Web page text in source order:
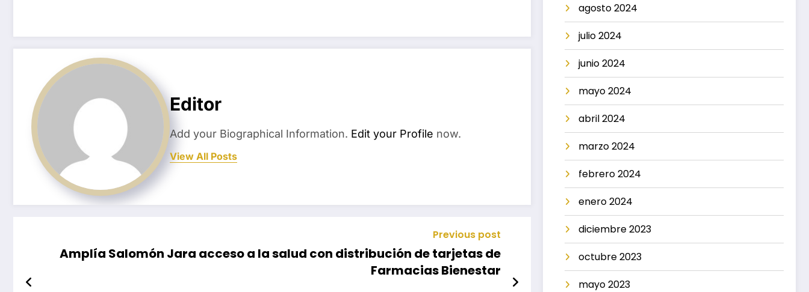
Editor
Add your Biographical Information. Edit your Profile now.
View All Posts
Previous post
Amplía Salomón Jara acceso a la salud con distribución de tarjetas de
Farmacias Bienestar
agosto 2024
julio 2024
junio 2024
mayo 2024
abril 2024
marzo 2024
febrero 2024
enero 2024
diciembre 2023
octubre 2023
mayo 2023